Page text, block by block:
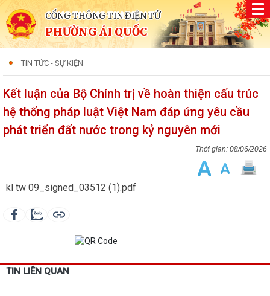
CỔNG THÔNG TIN ĐIỆN TỬ
PHƯỜNG ÁI QUỐC
TIN TỨC - SỰ KIỆN
Kết luận của Bộ Chính trị về hoàn thiện cấu trúc
hệ thống pháp luật Việt Nam đáp ứng yêu cầu
phát triển đất nước trong kỷ nguyên mới
08/06/2026
kl tw 09_signed_03512 (1).pdf
TIN LIÊN QUAN